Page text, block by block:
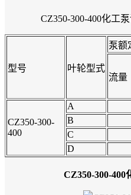
CZ350-300-400化工
型号 叶轮型式
泵额
流量
CZ350-300-
400
A
B
C
D
CZ350-300-400